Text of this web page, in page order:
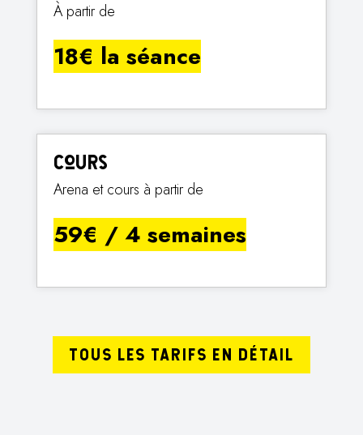
À partir de
18€ la séance
Cours
Arena et cours à partir de
59€ / 4 semaines
TOUS LES TARIFS EN DÉTAIL